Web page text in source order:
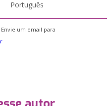
Português
um email para